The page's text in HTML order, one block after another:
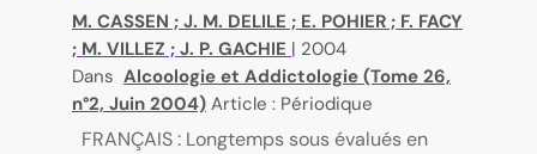
M. CASSEN ; J. M. DELILE ; E. POHIER ; F. FACY
; M. VILLEZ ; J. P. GACHIE | 2004
Dans Alcoologie et Addictologie (Tome 26,
n°2, Juin 2004) Article : Périodique
FRANÇAIS : Longtemps sous évalués en